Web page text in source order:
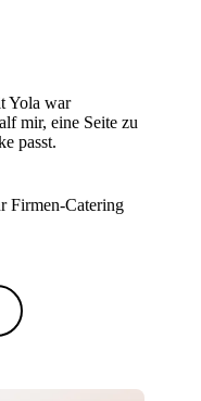
Yola war
mir, eine Seite zu
passt.
Firmen-Catering